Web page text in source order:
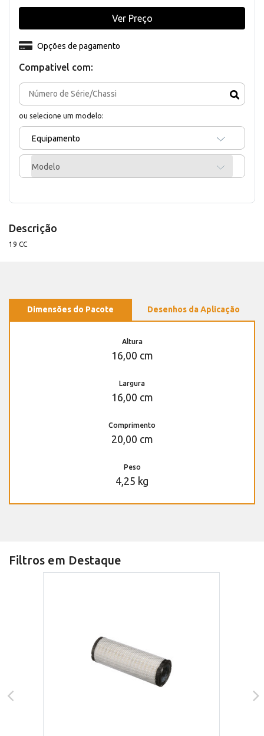
Compativel com:
ou selecione um modelo:
Equipamento
Modelo
Opções de pagamento
Ver Preço
Descrição
19 CC
Dimensões do Pacote Desenhos da Aplicação
Altura
16,00 cm
Largura
16,00 cm
Comprimento
20,00 cm
Peso
4,25 kg
Filtros em Destaque